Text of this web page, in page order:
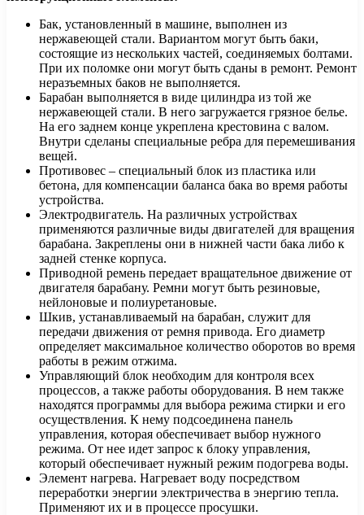
Бак, установленный в машине, выполнен из
нержавеющей стали. Вариантом могут быть баки,
состоящие из нескольких частей, соединяемых болтами.
При их поломке они могут быть сданы в ремонт. Ремонт
неразъемных баков не выполняется.
Барабан выполняется в виде цилиндра из той же
нержавеющей стали. В него загружается грязное белье.
На его заднем конце укреплена крестовина с валом.
Внутри сделаны специальные ребра для перемешивания
вещей.
Противовес – специальный блок из пластика или
бетона, для компенсации баланса бака во время работы
устройства.
Электродвигатель. На различных устройствах
применяются различные виды двигателей для вращения
барабана. Закреплены они в нижней части бака либо к
задней стенке корпуса.
Приводной ремень передает вращательное движение от
двигателя барабану. Ремни могут быть резиновые,
нейлоновые и полиуретановые.
Шкив, устанавливаемый на барабан, служит для
передачи движения от ремня привода. Его диаметр
определяет максимальное количество оборотов во время
работы в режим отжима.
Управляющий блок необходим для контроля всех
процессов, а также работы оборудования. В нем также
находятся программы для выбора режима стирки и его
осуществления. К нему подсоединена панель
управления, которая обеспечивает выбор нужного
режима. От нее идет запрос к блоку управления,
который обеспечивает нужный режим подогрева воды.
Элемент нагрева. Нагревает воду посредством
переработки энергии электричества в энергию тепла.
Применяют их и в процессе просушки.